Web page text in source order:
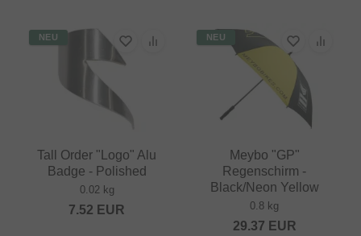
NEU
Tall Order "Logo" Alu
Badge - Polished
0.02 kg
7.52 EUR
NEU
Meybo "GP"
Regenschirm -
Black/Neon Yellow
0.8 kg
29.37 EUR